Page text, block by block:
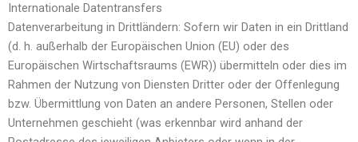
Internationale Datentransfers
Datenverarbeitung in Drittländern: Sofern wir Daten in ein Drittland
(d. h. außerhalb der Europäischen Union (EU) oder des
Europäischen Wirtschaftsraums (EWR)) übermitteln oder dies im
Rahmen der Nutzung von Diensten Dritter oder der Offenlegung
bzw. Übermittlung von Daten an andere Personen, Stellen oder
Unternehmen geschieht (was erkennbar wird anhand der